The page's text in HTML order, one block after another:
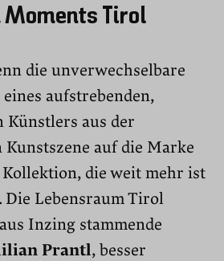
Moments Tirol
die unverwechselbare
aufstrebenden,
Künstlers aus der
auf die Marke
die weit mehr ist
Die Lebensraum Tirol
Inzing stammende
Prantl, besser